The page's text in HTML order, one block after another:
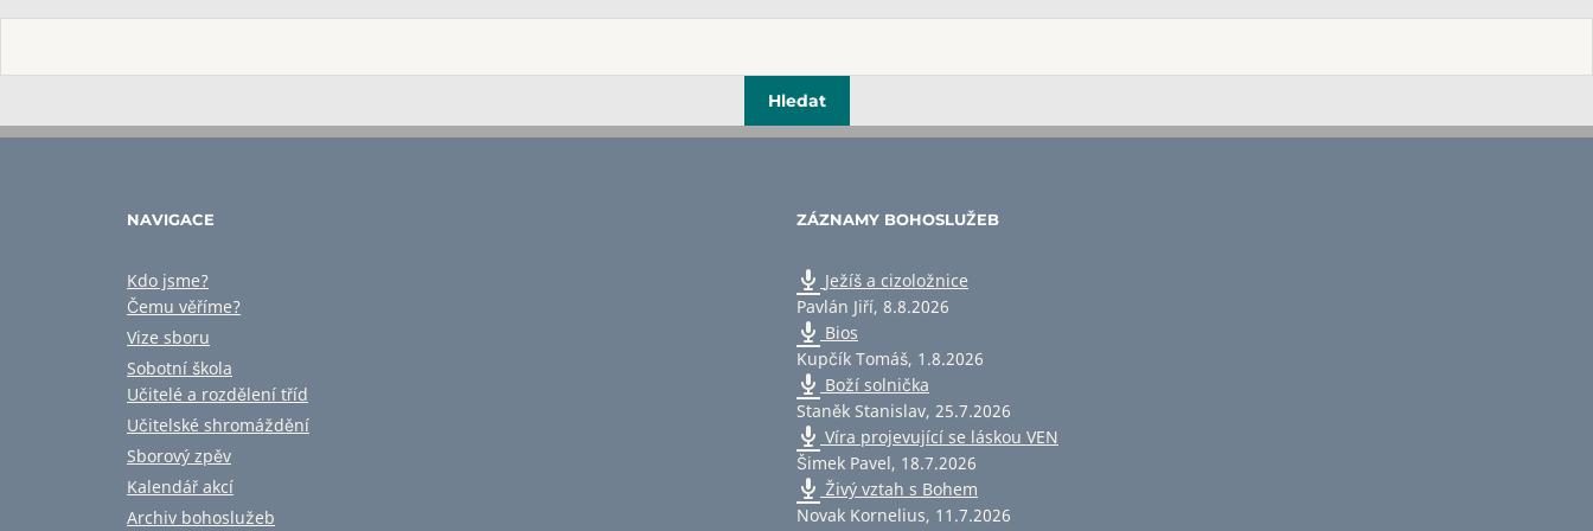
NAVIGACE
Kdo jsme?
Čemu věříme?
Vize sboru
Sobotní škola
Učitelé a rozdělení tříd
Učitelské shromáždění
Sborový zpěv
Kalendář akcí
Archiv bohoslužeb
ZÁZNAMY BOHOSLUŽEB
Ježíš a cizoložnice
Pavlán Jiří, 8.8.2026
Bios
Kupčík Tomáš, 1.8.2026
Boží solnička
Staněk Stanislav, 25.7.2026
Víra projevující se láskou VEN
Šimek Pavel, 18.7.2026
Živý vztah s Bohem
Novak Kornelius, 11.7.2026